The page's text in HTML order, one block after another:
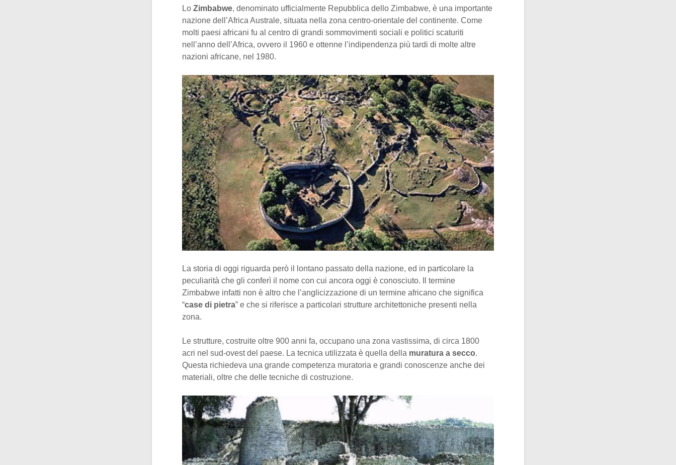
Lo Zimbabwe, denominato ufficialmente Repubblica dello Zimbabwe, è una importante
nazione dell’Africa Australe, situata nella zona centro-orientale del continente. Come
molti paesi africani fu al centro di grandi sommovimenti sociali e politici scaturiti
nell’anno dell’Africa, ovvero il 1960 e ottenne l’indipendenza più tardi di molte altre
nazioni africane, nel 1980.
La storia di oggi riguarda però il lontano passato della nazione, ed in particolare la
peculiarità che gli conferì il nome con cui ancora oggi è conosciuto. Il termine
Zimbabwe infatti non è altro che l’anglicizzazione di un termine africano che significa
“case di pietra” e che si riferisce a particolari strutture architettoniche presenti nella
zona.
Le strutture, costruite oltre 900 anni fa, occupano una zona vastissima, di circa 1800
acri nel sud-ovest del paese. La tecnica utilizzata è quella della muratura a secco.
Questa richiedeva una grande competenza muratoria e grandi conoscenze anche dei
materiali, oltre che delle tecniche di costruzione.